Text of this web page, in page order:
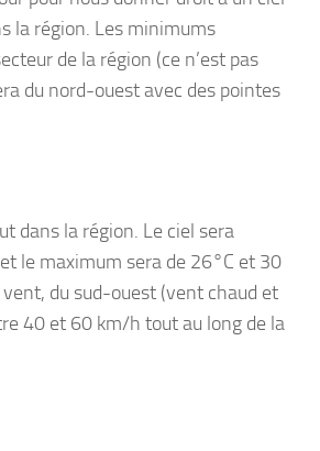
la région. Les minimums
de la région (ce n’est pas
du nord-ouest avec des pointes
dans la région. Le ciel sera
le maximum sera de 26°C et 30
du sud-ouest (vent chaud et
40 et 60 km/h tout au long de la